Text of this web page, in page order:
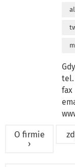
tel.
fax
O firmie
›